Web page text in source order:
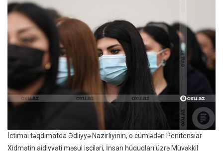
İctimai təqdimatda Ədliyyə Nazirliyinin, o cümlədən Penitensiar
Xidmətin aidiyyəti məsul işçiləri, İnsan hüquqları üzrə Müvəkkil